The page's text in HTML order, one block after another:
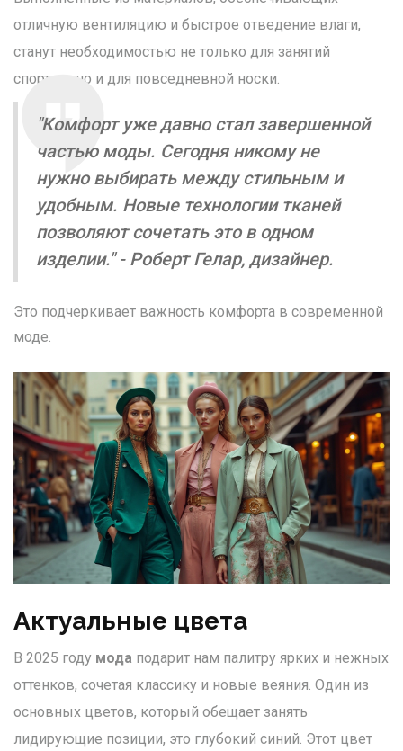
отличную вентиляцию и быстрое отведение влаги,
станут необходимостью не только для занятий
спортом, но и для повседневной носки.
"Комфорт уже давно стал завершенной
частью моды. Сегодня никому не
нужно выбирать между стильным и
удобным. Новые технологии тканей
позволяют сочетать это в одном
изделии." - Роберт Гелар, дизайнер.
Это подчеркивает важность комфорта в современной
моде.
Актуальные цвета
В 2025 году мода подарит нам палитру ярких и нежных
оттенков, сочетая классику и новые веяния. Один из
основных цветов, который обещает занять
лидирующие позиции, это глубокий синий. Этот цвет